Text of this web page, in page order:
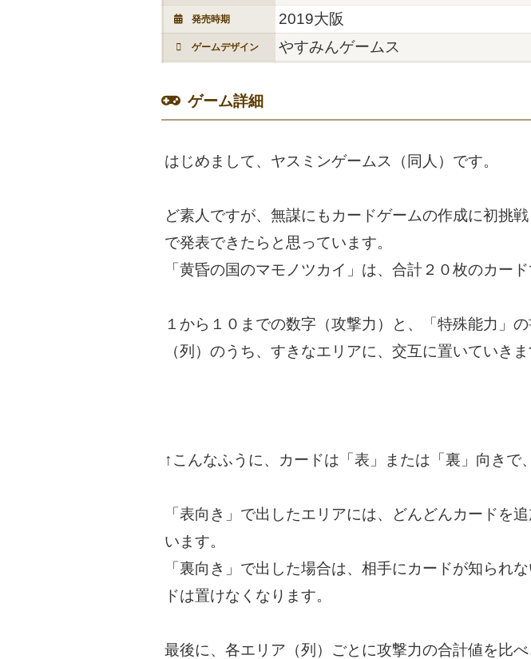
発売時期 2019大阪
ゲームデザイン やすみんゲームス
ゲーム詳細
はじめまして、ヤスミンゲームス（同人）です。
ど素人ですが、無謀にもカードゲームの作成に初挑
で発表できたらと思っています。
「黄昏の国のマモノツカイ」は、合計２０枚のカー
１から１０までの数字（攻撃力）と、「特殊能力」
（列）のうち、すきなエリアに、交互に置いていきま
↑こんなふうに、カードは「表」または「裏」向きで
「表向き」で出したエリアには、どんどんカードを
います。
「裏向き」で出した場合は、相手にカードが知られ
ドは置けなくなります。
最後に、各エリア（列）ごとに攻撃力の合計値を比